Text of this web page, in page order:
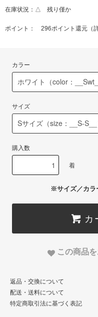
在庫状況：△ 残り僅か
ポイント： 296ポイント還元（
カラー
サイズ
購入数
着
※サイズ／カラ
カ
この商品
返品・交換について
配送・送料について
特定商取引法に基づく表記